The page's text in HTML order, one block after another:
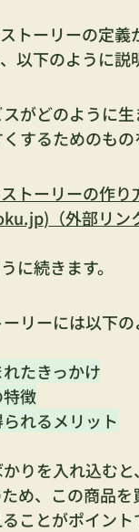
トーリーの定
以下のように説
がどのように
するためのも
トーリーの作
) （外部リン
に続きます。
リーには以下
たきっかけ
特徴
られるメリット
りを入れ込む
め、この商品
ことがポイント